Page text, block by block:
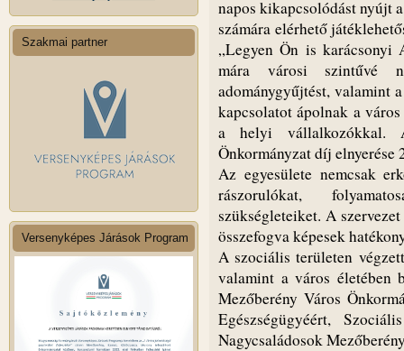
Szakmai partner
Versenyképes Járások Program
napos kikapcsolódást nyújt
számára elérhető
„Legyen Ön is karácsonyi
mára városi szintűvé
adománygyűjtést, valamint
kapcsolatot ápolnak a
a helyi vállalkozókkal.
Önkormányzat díj
Az egyesülete nemcsak
rászorulókat,
szükségleteiket. A
összefogva képesek
A szociális területen
valamint a város életében
Mezőberény Város
Egészségügyéért,
Nagycsaládosok